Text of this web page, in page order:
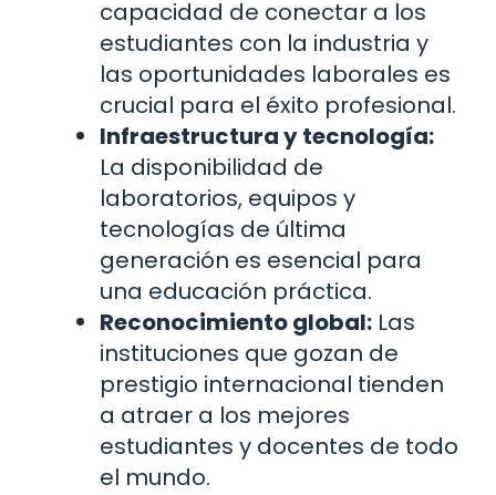
capacidad de conectar a los
estudiantes con la industria y
las oportunidades laborales es
crucial para el éxito profesional.
Infraestructura y tecnología:
La disponibilidad de
laboratorios, equipos y
tecnologías de última
generación es esencial para
una educación práctica.
Reconocimiento global: Las
instituciones que gozan de
prestigio internacional tienden
a atraer a los mejores
estudiantes y docentes de todo
el mundo.